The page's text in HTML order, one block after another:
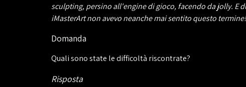
sculpting, persino all'engine di gioco, facendo da jolly. E
iMasterArt non avevo neanche mai sentito questo
Domanda
Quali sono state le difficoltà riscontrate?
Risposta